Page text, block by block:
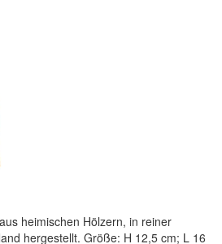
heimischen Hölzern, in reiner
hergestellt. Größe: H 12,5 cm; L 16